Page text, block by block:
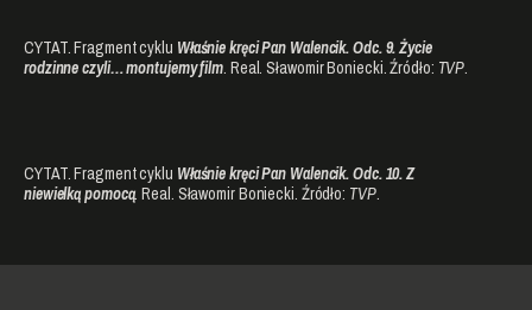
CYTAT. Fragment cyklu Właśnie kręci Pan Walencik. Odc. 9. Życie
rodzinneczyli… montujemy film . Real. Sławomir Boniecki. Źródło: TVP
CYTAT. Fragment cyklu Właśnie kręci Pan Walencik. Odc. 10. Z
niewielkąpomocą. Real. Sławomir Boniecki. Źródło: TVP.